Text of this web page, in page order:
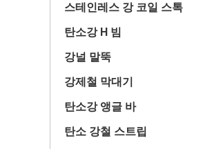
스테인레스 강 코일 스톡
탄소강 H 빔
강널 말뚝
강제철 막대기
탄소강 앵글 바
탄소 강철 스트립